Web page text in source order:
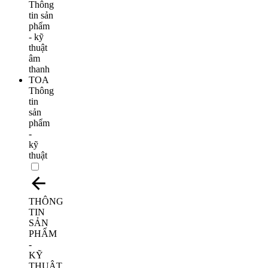
Thông
tin
sản
phẩm
-
kỹ
thuật
THÔNG
TIN
SẢN
PHẨM
-
KỸ
THUẬT